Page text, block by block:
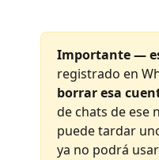
Importante —
registrado en
borrar esa
de chats de ese
puede tardar
ya no podrá